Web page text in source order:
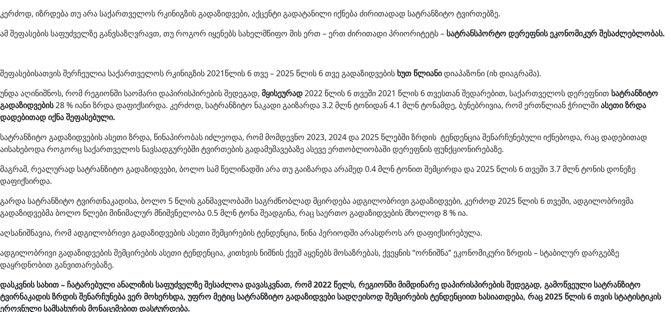
კერძოდ, იზრდება თუ არა საქართველოს რკინიგზის გადაზიდვები, აქცენტი გადატანილი იქნება ძირითადად სატრანზიტო ტვირთებზე.
ამ შეფასების საფუძველზე განვსაზღვრავთ, თუ როგორ იყენებს სახელმწიფო მის ერთ – ერთ ძირითადი პრიორიტეტს – სატრანსპორტო დერეფნის ეკონომიკურ შესაძლებლობას.
შეფასებისათვის შერჩეულია საქართველოს რკინიგზის 2021წლის 6 თვე – 2025 წლის 6 თვე გადაზიდვების ხუთ წლიანიდიაპაზონი (იხ დიაგრამა).
უნდა აღინიშნოს, რომ რეგიონში საომარი დაპირისპირების შედეგად, მყისეურად2022 წლის 6 თვეში 2021 წლის 6 თვესთან შედარებით, საქართველოს დერეფნით სატრანზიტო
გადაზიდვების28 % იანი ზრდა დაფიქსირდა. კერძოდ, სატრანზიტო ნაკადი გაიზარდა 3.2 მლნ ტონიდან 4.1 მლნ ტონამდე, ბუნებრივია, რომ ერთწლიან ჭრილშიასეთი ზრდა
დადებითად იქნა შეფასებული.
სატრანზიტო გადაზიდვების ასეთი ზრდა, წინაპირობას იძლეოდა, რომ მომდევნო 2023, 2024 და 2025 წლებში ზრდის ტენდენცია შენარჩუნებული იქნებოდა, რაც დადებითად
აისახებოდა როგორც საქართველოს ნავსადგურებში ტვირთების გადამუშავებაზე ასევე ერთობლიობაში დერეფნის ფუნქციონირებაზე.
მაგრამ, რეალურად სატრანზიტო გადაზიდვები, ბოლო სამ წელიწადში არა თუ გაიზარდა არამედ 0.4 მლნ ტონით შემცირდა და 2025 წლის 6 თვეში 3.7 მლნ ტონის დონეზე
დაფიქსირდა.
გარდა სატრანზიტო ტვირთნაკადისა, ბოლო 5 წლის განმავლობაში საგრძნობლად მცირდება ადგილობრივი გადაზიდვები, კერძოდ 2025 წლის 6 თვეში, ადგილობრივმა
გადაზიდვებმა ბოლო წლები მინიმალურ მნიშვნელობა 0.5 მლნ ტონა შეადგინა, რაც საერთო გადაზიდვების მხოლოდ 8 % ია.
აღსანიშნავია, რომ ადგილობრივი გადაზიდვების ასეთი შემცირების ტენდენცია, წინა პერიოდში არასდროს არ დაფიქსირებულა.
ადგილობრივი გადაზიდვების შემცირების ასეთი ტენდენცია, კითხვის ნიშნის ქვეშ აყენებს მოსაზრებას, ქვეყნის “ორნიშნა” ეკონომიკური ზრდის – სტაბილურ დარგებზე
დაყრდნობით განვითარებაზე.
დასკვნის სახით – ჩატარებული ანალიზის საფუძველზე შესაძლოა დავასკვნათ, რომ 2022 წელს, რეგიონში მიმდინარე დაპირისპირების შედეგად, გამოწვეული სატრანზიტო
ტვირნაკადის ზრდის შენარჩუნება ვერ მოხერხდა, უფრო მეტიც სატრანზიტო გადაზიდვები სადღეისოდ შემცირების ტენდენციით ხასიათდება, რაც 2025 წლის 6 თვის სტატისტიკის
ეროვნული სამსახურის მონაცემებით დასტურდება.